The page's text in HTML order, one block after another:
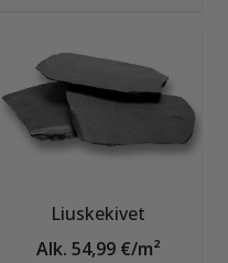
Liuskekivet
Alk. 54,99 €/m²